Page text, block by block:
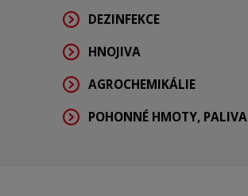
DEZINFEKCE
HNOJIVA
AGROCHEMIKÁLIE
POHONNÉ HMOTY, PALIVA